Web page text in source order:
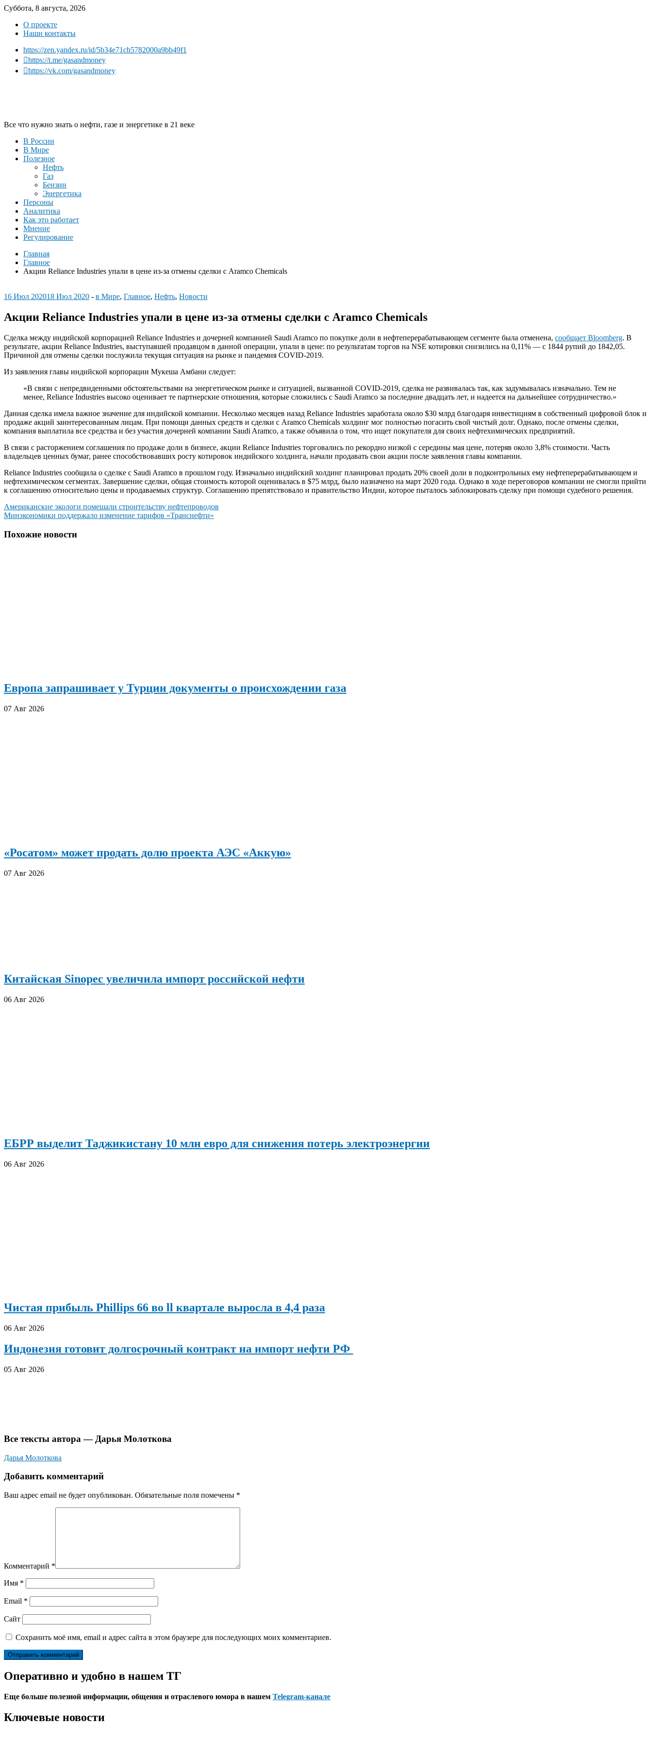
Суббота, 8 августа, 2026
О проекте
Наши контакты
https://zen.yandex.ru/id/5b34e71cb5782000a9bb49f1
https://t.me/gasandmoney
https://vk.com/gasandmoney
Все что нужно знать о нефти, газе и энергетике в 21 веке
В России
В Мире
Полезное
Нефть
Газ
Бензин
Энергетика
Персоны
Аналитика
Как это работает
Мнение
Регулирование
Главная
Главное
Акции Reliance Industries упали в цене из-за отмены сделки с Aramco Chemicals
16 Июл 202018 Июл 2020 - в Мире, Главное, Нефть, Новости
Акции Reliance Industries упали в цене из-за отмены сделки с Aramco Chemicals
Сделка между индийской корпорацией Reliance Industries и дочерней компанией Saudi Aramco по покупке доли в нефтеперерабатывающем сегменте была отменена, сообщает Bloomberg. В
результате, акции Reliance Industries, выступавшей продавцом в данной операции, упали в цене: по результатам торгов на NSE котировки снизились на 0,11% — с 1844 рупий до 1842,05.
Причиной для отмены сделки послужила текущая ситуация на рынке и пандемия COVID-2019.
Из заявления главы индийской корпорации Мукеша Амбани следует:
«В связи с непредвиденными обстоятельствами на энергетическом рынке и ситуацией, вызванной COVID-2019, сделка не развивалась так, как задумывалась изначально. Тем не
менее, Reliance Industries высоко оценивает те партнерские отношения, которые сложились с Saudi Aramco за последние двадцать лет, и надеется на дальнейшее сотрудничество.»
Данная сделка имела важное значение для индийской компании. Несколько месяцев назад Reliance Industries заработала около $30 млрд благодаря инвестициям в собственный цифровой блок и
продаже акций заинтересованным лицам. При помощи данных средств и сделки с Aramco Chemicals холдинг мог полностью погасить свой чистый долг. Однако, после отмены сделки,
компания выплатила все средства и без участия дочерней компании Saudi Aramco, а также объявила о том, что ищет покупателя для своих нефтехимических предприятий.
В связи с расторжением соглашения по продаже доли в бизнесе, акции Reliance Industries торговались по рекордно низкой с середины мая цене, потеряв около 3,8% стоимости. Часть
владельцев ценных бумаг, ранее способствовавших росту котировок индийского холдинга, начали продавать свои акции после заявления главы компании.
Reliance Industries сообщила о сделке с Saudi Aramco в прошлом году. Изначально индийский холдинг планировал продать 20% своей доли в подконтрольных ему нефтеперерабатывающем и
нефтехимическом сегментах. Завершение сделки, общая стоимость которой оценивалась в $75 млрд, было назначено на март 2020 года. Однако в ходе переговоров компании не смогли прийти
к соглашению относительно цены и продаваемых структур. Соглашению препятствовало и правительство Индии, которое пыталось заблокировать сделку при помощи судебного решения.
Навигация
по
записям
Американские экологи помешали строительству нефтепроводов
Минэкономики поддержало изменение тарифов «Транснефти»
Похожие новости
Европа запрашивает у Турции документы о происхождении газа
07 Авг 2026
«Росатом» может продать долю проекта АЭС «Аккую»
07 Авг 2026
Китайская Sinopec увеличила импорт российской нефти
06 Авг 2026
ЕБРР выделит Таджикистану 10 млн евро для снижения потерь электроэнергии
06 Авг 2026
Чистая прибыль Phillips 66 во ll квартале выросла в 4,4 раза
06 Авг 2026
Индонезия готовит долгосрочный контракт на импорт нефти РФ
05 Авг 2026
Все тексты автора — Дарья Молоткова
Дарья Молоткова
Добавить комментарий
Ваш адрес email не будет опубликован. Обязательные поля помечены *
Комментарий *
Имя *
Email *
Сайт
Сохранить моё имя, email и адрес сайта в этом браузере для последующих моих комментариев.
Оперативно и удобно в нашем ТГ
Еще больше полезной информации, общения и отраслевого юмора в нашем Telegram-канале
Ключевые новости